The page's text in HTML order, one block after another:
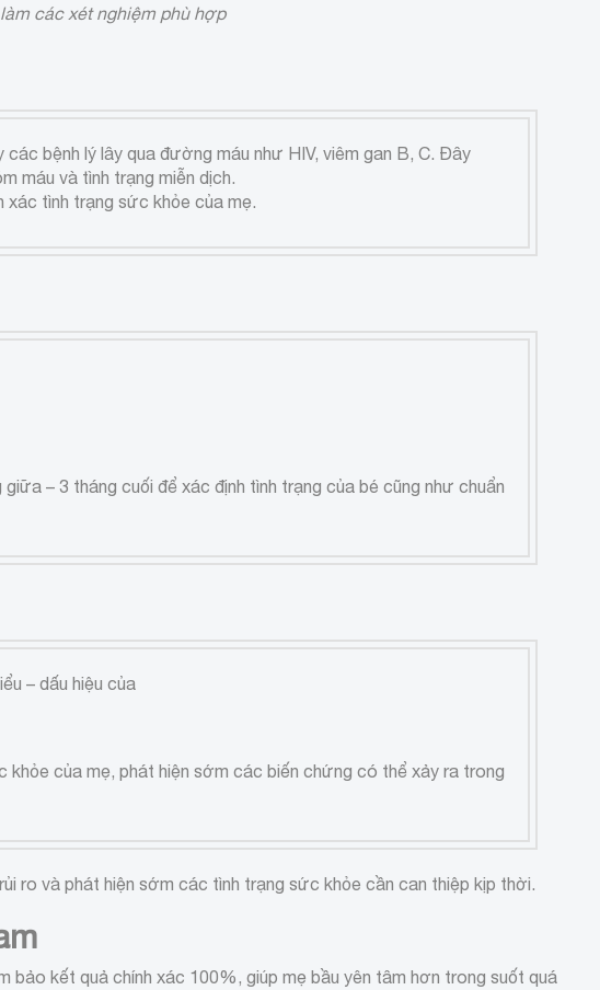
các xét nghiệm phù hợp
bệnh lý lây qua đường máu như HIV, viêm gan B, C. Đây
máu và tình trạng miễn dịch.
tình trạng sức khỏe của mẹ.
– 3 tháng cuối để xác định tình trạng của bé cũng như chuẩn
– dấu hiệu của
của mẹ, phát hiện sớm các biến chứng có thể xảy ra trong
ro và phát hiện sớm các tình trạng sức khỏe cần can thiệp kịp thời.
kết quả chính xác 100%, giúp mẹ bầu yên tâm hơn trong suốt quá